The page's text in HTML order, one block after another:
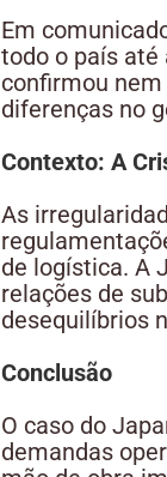
Em
todo o país até
confirmou
diferenças no
Contexto: A
As
de logística. A
relações de
desequilíbrios
Conclusão
O caso do
demandas